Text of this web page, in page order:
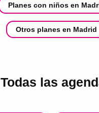
Planes con niños en
Otros planes en Madrid
Todas las